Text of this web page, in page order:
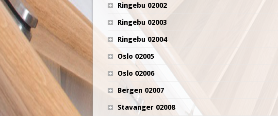
Ringebu 02002
Ringebu 02003
Ringebu 02004
Oslo 02005
Oslo 02006
Bergen 02007
Stavanger 02008